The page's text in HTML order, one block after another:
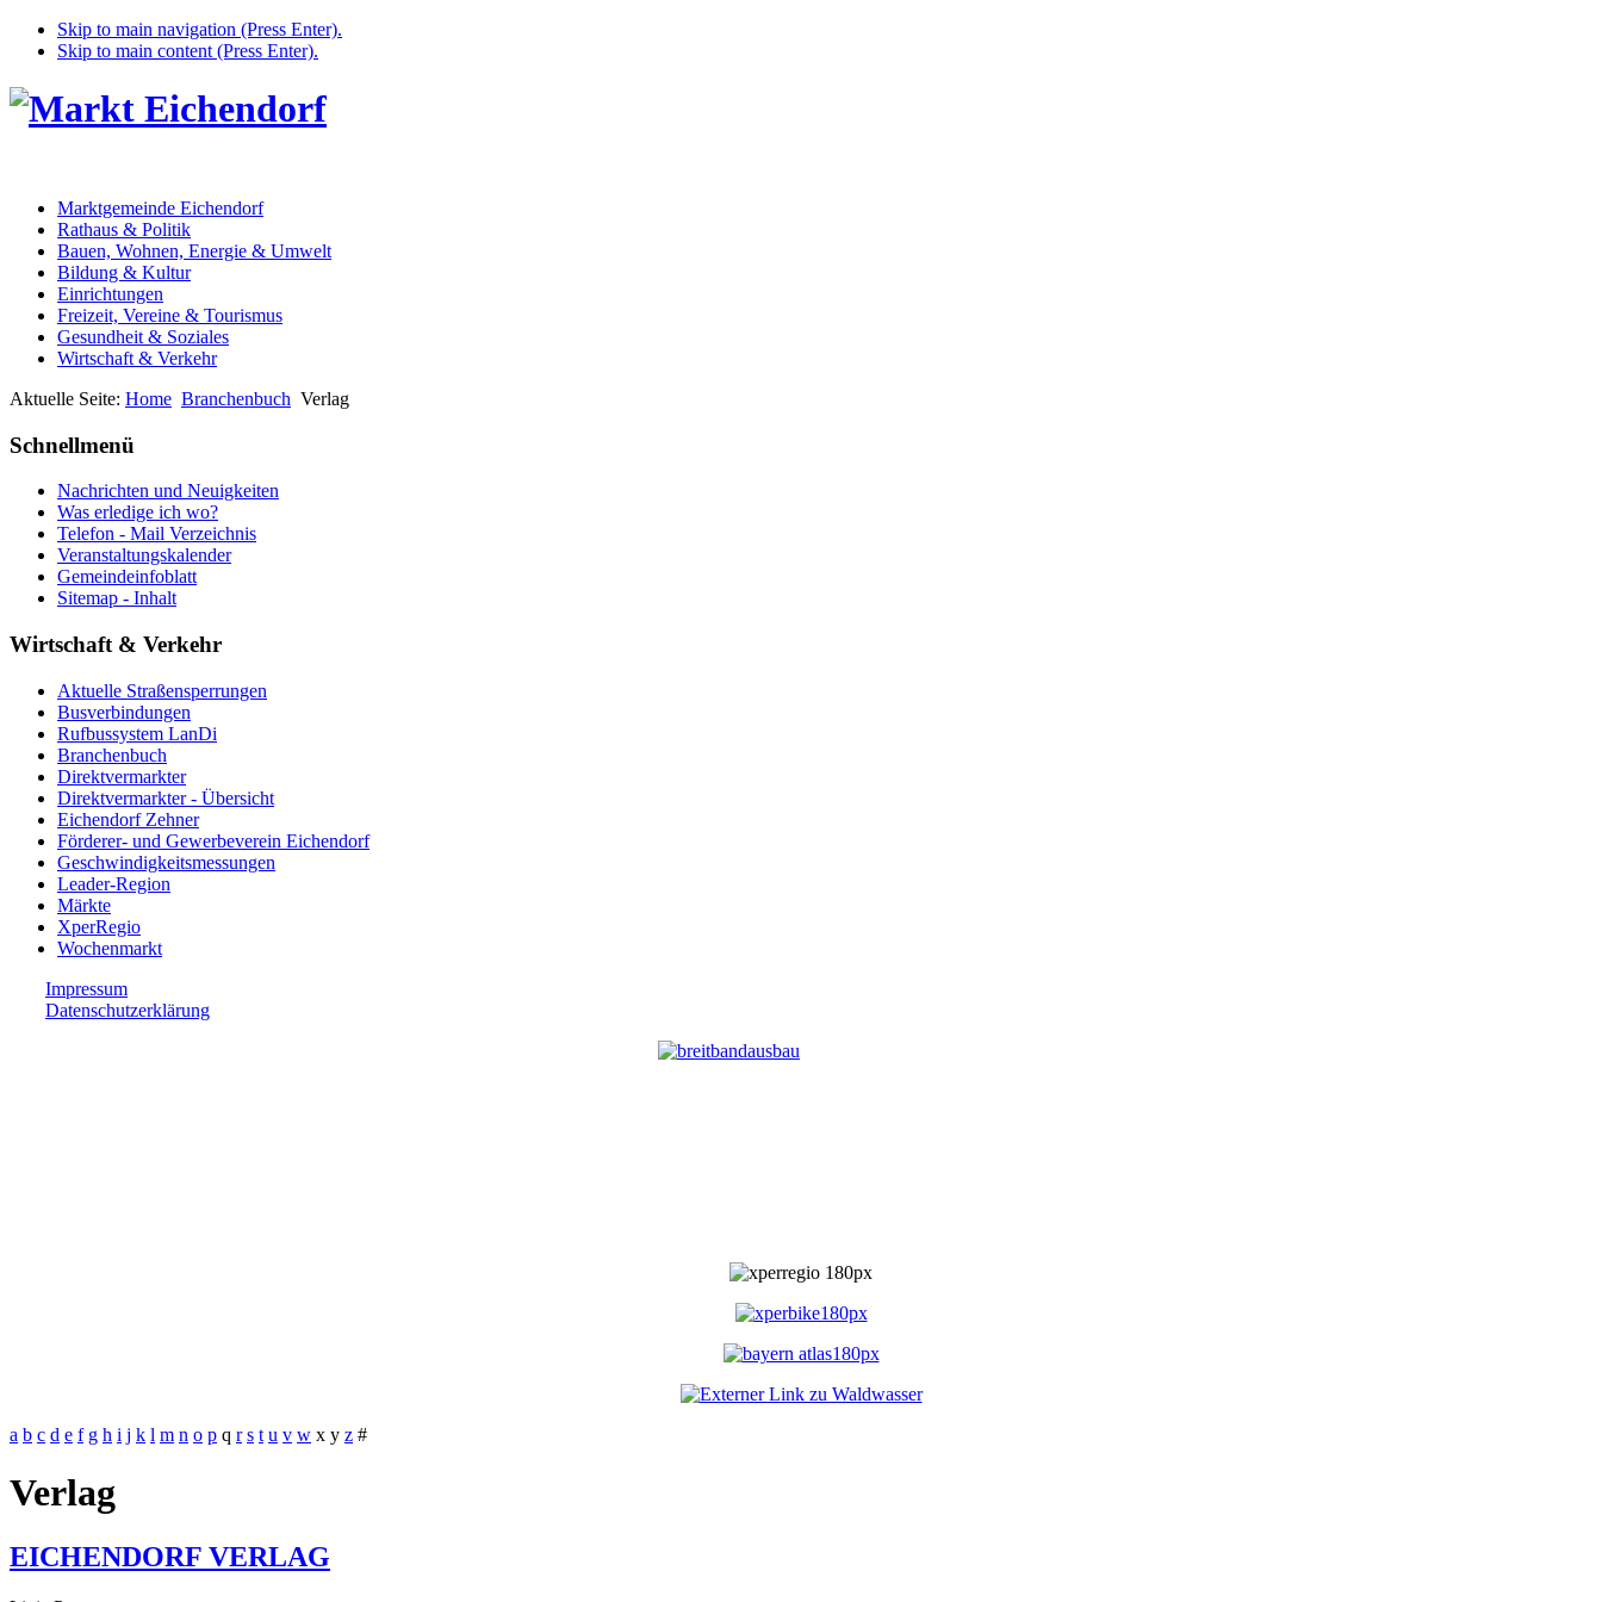
Skip to main navigation (Press Enter).
Skip to main content (Press Enter).
Marktgemeinde Eichendorf
Rathaus & Politik
Bauen, Wohnen, Energie & Umwelt
Bildung & Kultur
Einrichtungen
Freizeit, Vereine & Tourismus
Gesundheit & Soziales
Wirtschaft & Verkehr
Aktuelle Seite: Home Branchenbuch Verlag
Schnellmenü
Nachrichten und Neuigkeiten
Was erledige ich wo?
Telefon - Mail Verzeichnis
Veranstaltungskalender
Gemeindeinfoblatt
Sitemap - Inhalt
Wirtschaft & Verkehr
Aktuelle Straßensperrungen
Busverbindungen
Rufbussystem LanDi
Branchenbuch
Direktvermarkter
Direktvermarkter - Übersicht
Eichendorf Zehner
Förderer- und Gewerbeverein Eichendorf
Geschwindigkeitsmessungen
Leader-Region
Märkte
XperRegio
Wochenmarkt
Impressum
Datenschutzerklärung
a b c d e f g h i j k l m n o p q r s t u v w x y z #
Verlag
EICHENDORF VERLAG